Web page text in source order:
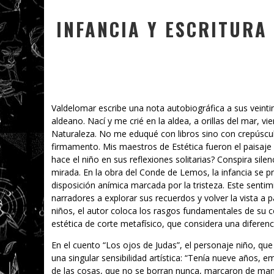
INFANCIA Y
Valdelomar escribe una nota autobiográfica a sus
aldeano. Nací y me crié en la aldea, a orillas del mar,
Naturaleza. No me eduqué con libros sino con
firmamento. Mis maestros de Estética fueron el paisaje
hace el niño en sus reflexiones solitarias? Conspira
mirada. En la obra del Conde de Lemos, la infancia
disposición anímica marcada por la tristeza. Este
narradores a explorar sus recuerdos y volver la vista a
niños, el autor coloca los rasgos fundamentales de su
estética de corte metafísico, que considera una
En el cuento “Los ojos de Judas”, el personaje niño,
una singular sensibilidad artística: “Tenía nueve años,
de las cosas, que no se borran nunca, marcaron de